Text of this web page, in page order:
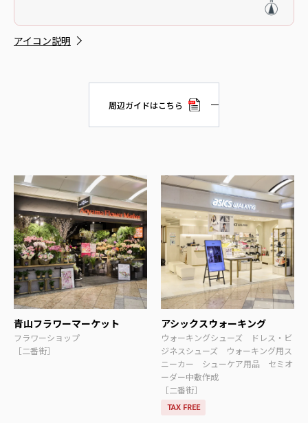
アイコン説明
周辺ガイドはこちら
青山フラワーマーケット
フラワーショップ
［二番街］
アシックスウォーキング
ウォーキングシューズ ドレス・ビ
ジネスシューズ ウォーキング用ス
ニーカー シューケア用品 セミオ
ーダー中敷作成
［二番街］
TAX FREE